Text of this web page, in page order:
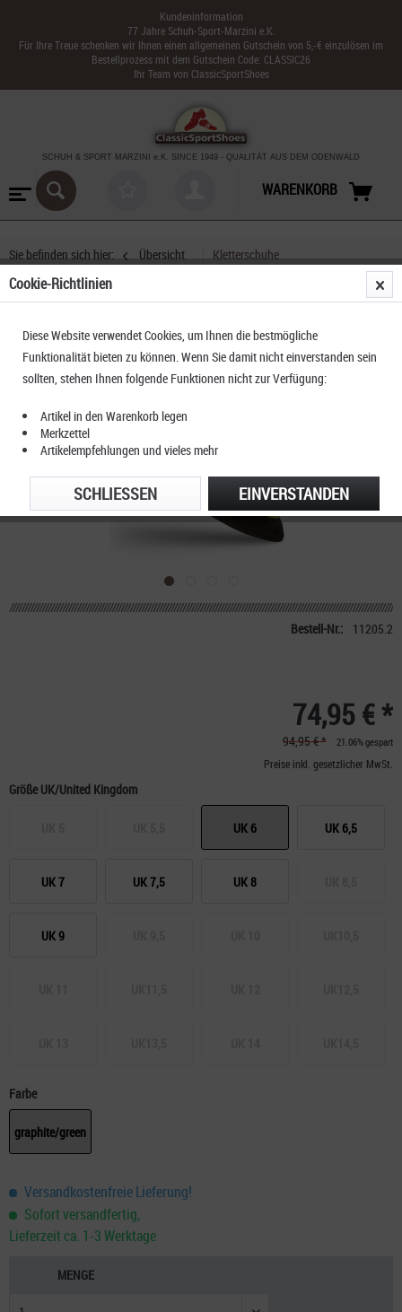
Kundeninformation
77 Jahre Schuh-Sport-Marzini e.K.
Für Ihre Treue schenken wir Ihnen einen allgemeinen Gutschein von 5,-€ einzulösen im
Bestellprozess mit dem Gutschein Code: CLASSIC26
Ihr Team von ClassicSportShoes
SCHUH & SPORT MARZINI e.K. SINCE 1949 - QUALITÄT AUS DEM ODENWALD
WARENKORB
Sie befinden sich hier: Übersicht Kletterschuhe
Boreal Alpha Velcro Kletterschuh
Bestell-Nr.: 11205.2
74,95 € *
94,95 € * 21.06% gespart
Preise inkl. gesetzlicher MwSt.
Größe UK/United Kingdom
UK 6 UK 6,5
UK 7 UK 7,5 UK 8
UK 9
Farbe
graphite/green
Versandkostenfreie Lieferung!
Sofort versandfertig,
Lieferzeit ca. 1-3 Werktage
MENGE
Cookie-Richtlinien
Diese Website verwendet Cookies, um Ihnen die bestmögliche
Funktionalität bieten zu können. Wenn Sie damit nicht einverstanden sein
sollten, stehen Ihnen folgende Funktionen nicht zur Verfügung:
Artikel in den Warenkorb legen
Merkzettel
Artikelempfehlungen und vieles mehr
EINVERSTANDEN
SCHLIESSEN